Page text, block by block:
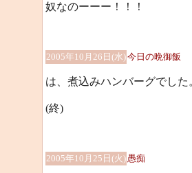
奴なのーーー！！！
2005年10月26日(水)今日の晩御飯
は、煮込みハンバーグでし
(終)
2005年10月25日(火)愚痴